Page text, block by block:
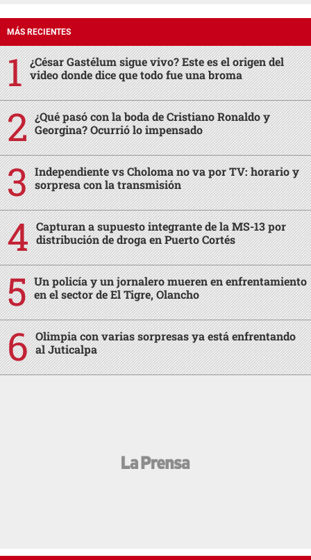
MÁS RECIENTES
¿César Gastélum sigue vivo? Este es el origen del
video donde dice que todo fue una broma
¿Qué pasó con la boda de Cristiano Ronaldo y
Georgina? Ocurrió lo impensado
Independiente vs Choloma no va por TV: horario y
sorpresa con la transmisión
Capturan a supuesto integrante de la MS-13 por
distribución de droga en Puerto Cortés
Un policía y un jornalero mueren en enfrentamiento
en el sector de El Tigre, Olancho
Olimpia con varias sorpresas ya está enfrentando
al Juticalpa